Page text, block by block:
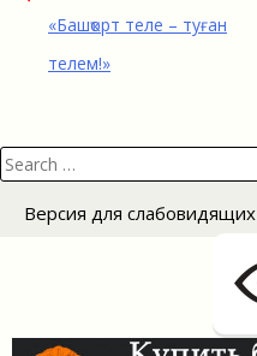
по
записям
«Башҡорт теле – туған
телем!»
Search
for:
Версия для слабовидящих